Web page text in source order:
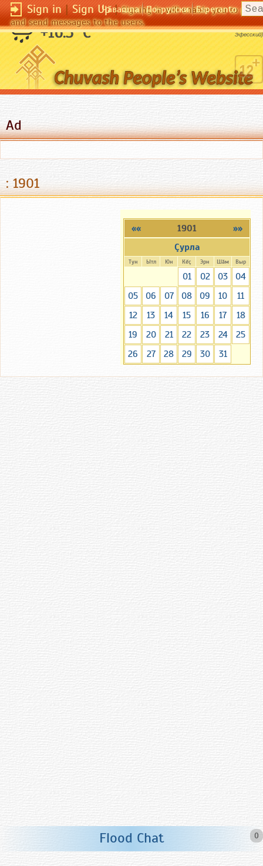
Sign in|Sign Up|Signing in will enable you to post
and send messages to the users.
Чӑвашла По-русски Esperanto
+16.3 °C Многознание не научает уму.(Гераклит
Эфесский)
Ad
: 1901
»»
««
1901
Çурла
Тун Ытл Юн Кĕç Эрн Шăм Выр
01 02 03
04
05
06 07 08 09 10
11
12
13 14 15 16 17
18
19
20 21 22 23 24
25
26
27 28 29 30 31
0
Flood Chat